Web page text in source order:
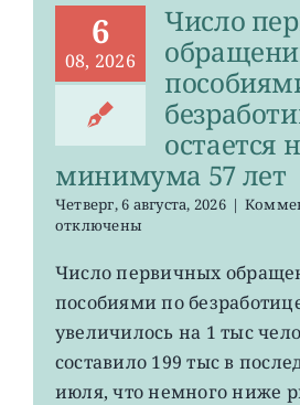
6
08, 2026
Число
остается
минимума 57 лет
Четверг, 6 августа, 2026 |
отключены
Число первичных
пособиями по
увеличилось на 1 тыс
составило 199 тыс в
июля, что немного ниже